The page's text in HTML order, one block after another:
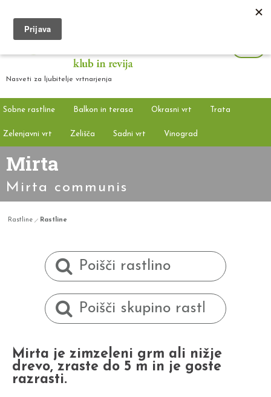
Nasveti za ljubitelje vrtnarjenja
Sobne rastline Balkon in terasa Okrasni vrt Trata
Zelenjavni vrt Zelišča Sadni vrt Vinograd
Mirta
Mirta communis
Rastline Rastline
Mirta je zimzeleni grm ali nižje
drevo, zraste do 5 m in je goste
razrasti.